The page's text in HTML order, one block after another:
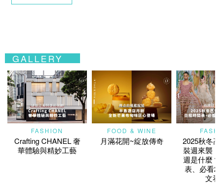
GALLERY
FASHION
Crafting CHANEL 奢
華體驗與精妙工藝
FOOD & WINE
月滿花開~綻放傳奇
2025秋冬
裝週來襲
週是什麼
表、必看
文